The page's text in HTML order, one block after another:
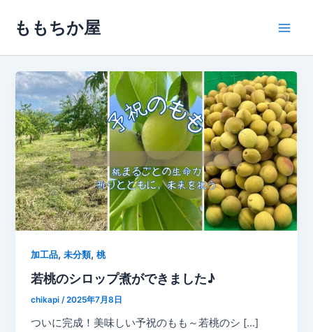
ス
ももちか屋
加工品,未分類,桃
若桃のシロップ煮ができました♪
chikapi/2025年7月8日
ついに完成！美味しい予祝のもも～若桃のシ […]